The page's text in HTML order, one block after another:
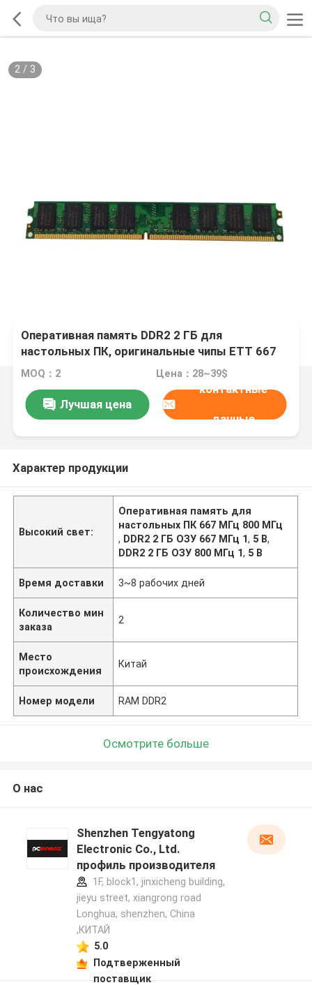
2/ 3
Оперативная память DDR2 2 ГБ для
настольных ПК, оригинальные чипы ETT 667
МГц, 800 МГц, 1,5 В
MOQ：2 Цена：28~39$
Лучшая цена
контактные
данные
Характер продукции
Высокий свет:
Оперативная память для
настольных ПК 667 МГц 800 МГц
, DDR2 2 ГБ ОЗУ 667 МГц 1, 5 В,
DDR2 2 ГБ ОЗУ 800 МГц 1, 5 В
Время доставки 3~8 рабочих дней
Количество мин
заказа
2
Место
происхождения
Китай
Номер модели RAM DDR2
Осмотрите больше
О нас
Shenzhen Tengyatong
Electronic Co., Ltd.
профиль производителя
1F, block1, jinxicheng building,
jieyu street, xiangrong road
Longhua, shenzhen, China
,КИТАЙ
5.0
Подтверженный
поставщик